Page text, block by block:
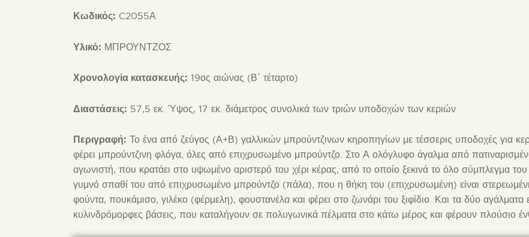
Κωδικός: C2055Α
Υλικό: ΜΠΡΟΥΝΤΖΟΣ
Χρονολογία κατασκευής: 19ος αιώνας (Β΄ τέταρτο)
Διαστάσεις: 57,5 εκ. Ύψος, 17 εκ. διάμετρος συνολικά των τριών υποδοχών των κεριών
Περιγραφή: Το ένα από ζεύγος (Α+Β) γαλλικών μπρούντζινων κηροπηγίων με τέσσερις υποδοχές για
φέρει μπρούντζινη φλόγα, όλες από επιχρυσωμένο μπρούντζο. Στο Α ολόγλυφο άγαλμα από
αγωνιστή, που κρατάει στο υψωμένο αριστερό του χέρι κέρας, από το οποίο ξεκινά το όλο σύμπλεγμα του
γυμνό σπαθί του από επιχρυσωμένο μπρούντζο (πάλα), που η θήκη του (επιχρυσωμένη) είναι
φούντα, πουκάμισο, γιλέκο (φέρμελη), φουστανέλα και φέρει στο ζωνάρι του ξιφίδιο. Και τα δύο αγάλματα
κυλινδρόμορφες βάσεις, που καταλήγουν σε πολυγωνικά πέλματα στο κάτω μέρος και φέρουν πλούσιο